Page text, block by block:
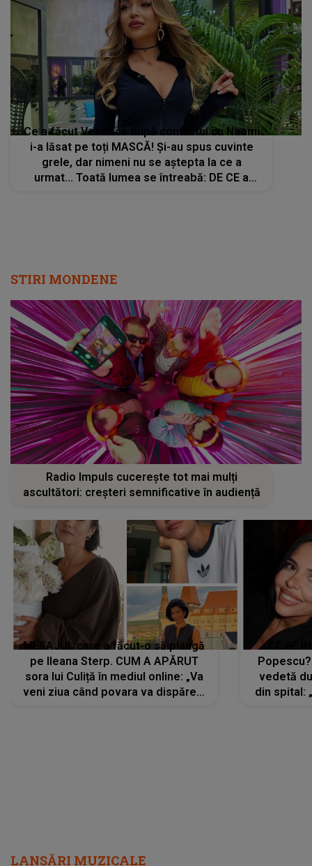
Ce a făcut Veronica după conflictul cu Naomi
i-a lăsat pe toți MASCĂ! Și-au spus cuvinte
grele, dar nimeni nu se aștepta la ce a
urmat... Toată lumea se întreabă: DE CE a
STIRI MONDENE
Radio Impuls cucerește tot mai mulți
ascultători: creșteri semnificative în audiență
MESAJUL care a făcut-o să plângă
pe Ileana Sterp. CUM A APĂRUT
sora lui Culiță în mediul online: „Va
veni ziua când povara va dispărea,
vedetă
din spital:
LANSĂRI MUZICALE